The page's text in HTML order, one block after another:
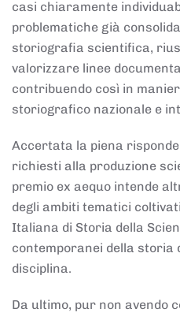
casi chiaramente
problematiche già
storiografia scientifica,
valorizzare linee
contribuendo così in
storiografico nazionale e
Accertata la piena
richiesti alla produzione
premio ex aequo intende
degli ambiti tematici
Italiana di Storia della
contemporanei della storia
disciplina.
Da ultimo, pur non avendo